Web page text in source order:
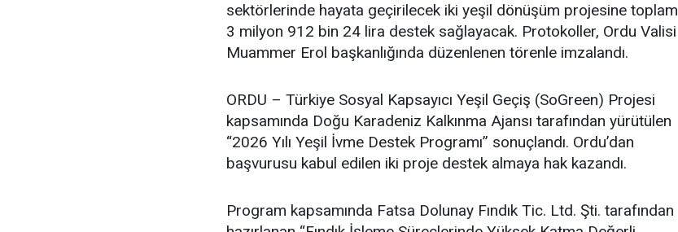
sektörlerinde hayata geçirilecek iki yeşil dönüşüm projesine toplam
3 milyon 912 bin 24 lira destek sağlayacak. Protokoller, Ordu Valisi
Muammer Erol başkanlığında düzenlenen törenle imzalandı.
ORDU – Türkiye Sosyal Kapsayıcı Yeşil Geçiş (SoGreen) Projesi
kapsamında Doğu Karadeniz Kalkınma Ajansı tarafından yürütülen
“2026 Yılı Yeşil İvme Destek Programı” sonuçlandı. Ordu’dan
başvurusu kabul edilen iki proje destek almaya hak kazandı.
Program kapsamında Fatsa Dolunay Fındık Tic. Ltd. Şti. tarafından